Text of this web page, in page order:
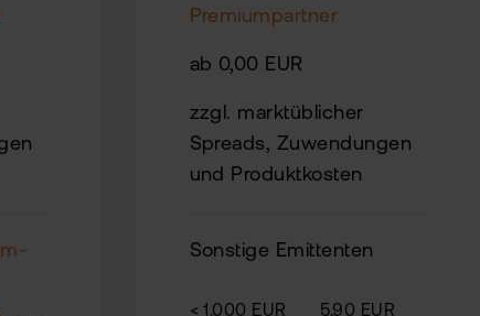
Premiumpartner
ab 0,00 EUR
zzgl. marktüblicher
Spreads, Zuwendungen
und Produktkosten
Sonstige Emittenten
< 1.000 EUR 5,90 EUR